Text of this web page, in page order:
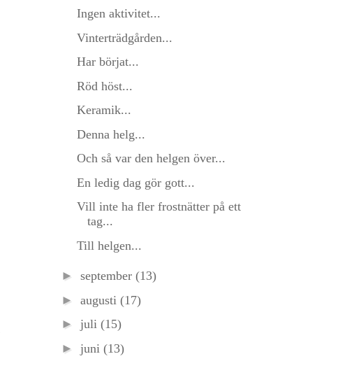
Ingen aktivitet...
Vinterträdgården...
Har börjat...
Röd höst...
Keramik...
Denna helg...
Och så var den helgen över...
En ledig dag gör gott...
Vill inte ha fler frostnätter på ett
tag...
Till helgen...
► september (13)
► augusti (17)
► juli (15)
► juni (13)